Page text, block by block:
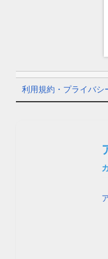
利用規約・プライバシ